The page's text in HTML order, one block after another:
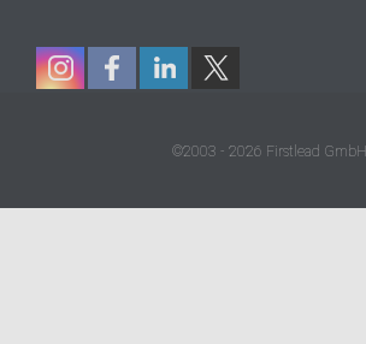
©2003 - 2026 Firstlead GmbH